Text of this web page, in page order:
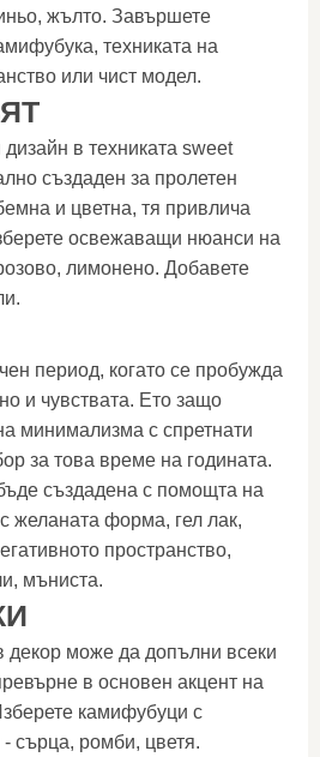
жълто. Завършете
техниката на
или чист модел.
в техниката sweet
създаден за пролетен
и цветна, тя привлича
освежаващи нюанси на
лимонено. Добавете
период, когато се пробужда
и чувствата. Ето защо
минимализма с спретнати
за това време на годината.
създадена с помощта на
желаната форма, гел лак,
пространство,
мъниста.
декор може да допълни всеки
в основен акцент на
камифубуци с
сърца, ромби, цветя.